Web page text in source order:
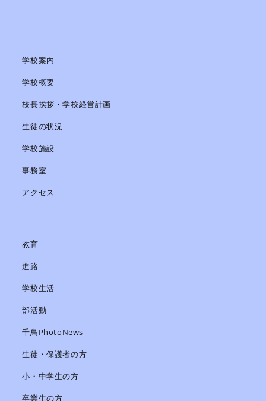
学校案内
学校概要
校長挨拶・学校経営計画
生徒の状況
学校施設
事務室
アクセス
教育
進路
学校生活
部活動
千鳥PhotoNews
生徒・保護者の方
小・中学生の方
卒業生の方